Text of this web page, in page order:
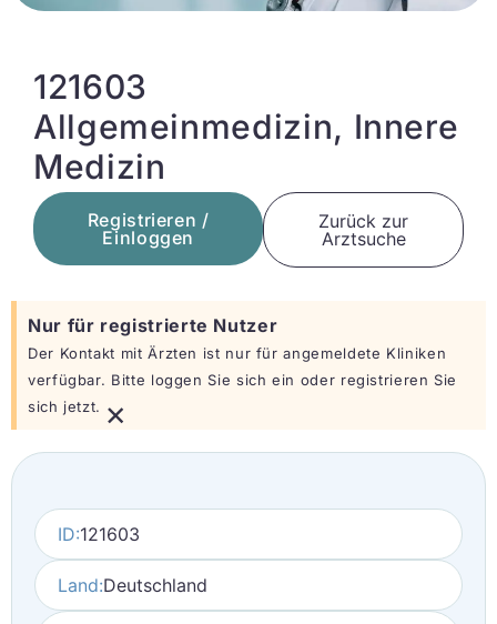
121603
Allgemeinmedizin, Innere
Medizin
Registrieren /
Einloggen
Zurück zur
Arztsuche
Nur für registrierte Nutzer
Der Kontakt mit Ärzten ist nur für angemeldete Kliniken
verfügbar. Bitte loggen Sie sich ein oder registrieren Sie
sich jetzt. ×
ID:121603
Land:Deutschland